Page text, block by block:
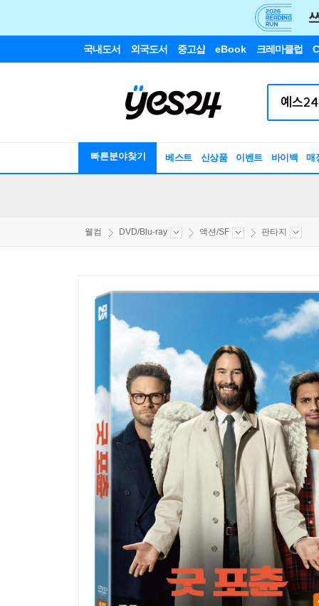
국내도서 외국도서 중고샵 eBook 크레마클럽
빠른분야찾기 베스트 신상품 이벤트 바이백 매
웰컴 DVD/Blu-ray 액션/SF 판타지